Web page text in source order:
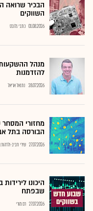
הבכיר שרואה
השווקים
01.08.2026 כתבי גלובס
מנהל
להזדמנות
28.07.2026 נתנאל אריאל
מחזורי
הבורסה בתל
27.07.2026 שירי חביב-ולדהורן
היכונו
שבפתח
27.07.2026 רם מורי